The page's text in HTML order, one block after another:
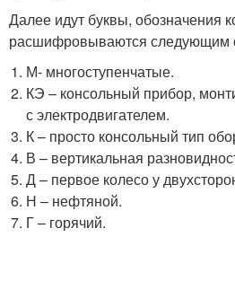
Далее идут буквы, обозначения
расшифровываются следующим
М- многоступенчатые.
КЭ – консольный прибор,
с электродвигателем.
К – просто консольный тип
В – вертикальная
Д – первое колесо у
Н – нефтяной.
Г – горячий.